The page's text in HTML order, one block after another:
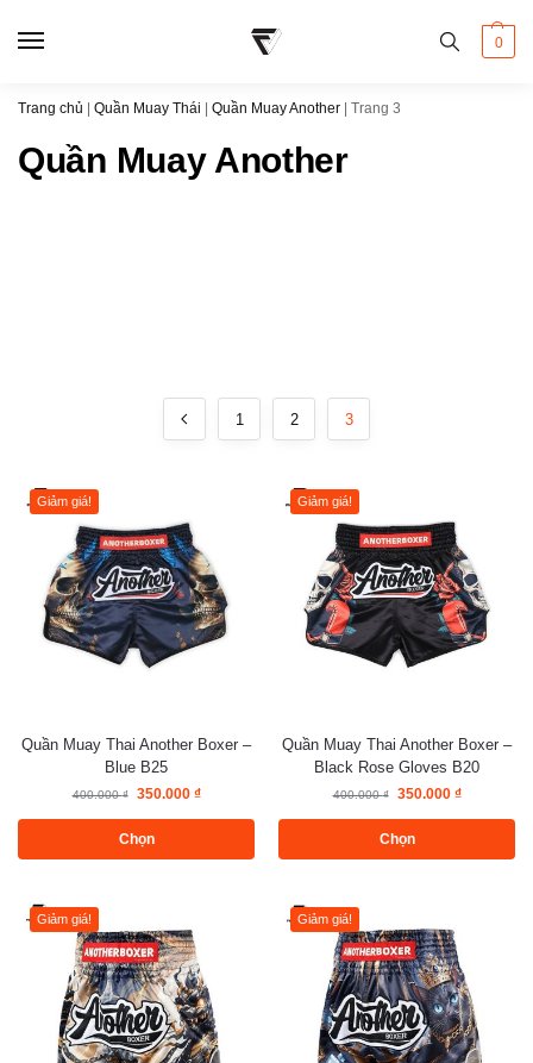
0
Trang chủ Quần Muay Thái Quần Muay Another Trang 3
Quần Muay Another
1 2 3
Giảm giá!
Quần Muay Thai Another Boxer –
Blue B25
400.000₫ 350.000 ₫
Chọn
Giảm giá!
Quần Muay Thai Another Boxer –
Black Rose Gloves B20
400.000₫ 350.000 ₫
Chọn
Giảm giá! Giảm giá!